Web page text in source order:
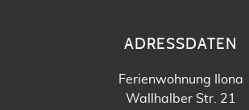
ADRESSDATEN
Ferienwohnung Ilona
Wallhalber Str. 21